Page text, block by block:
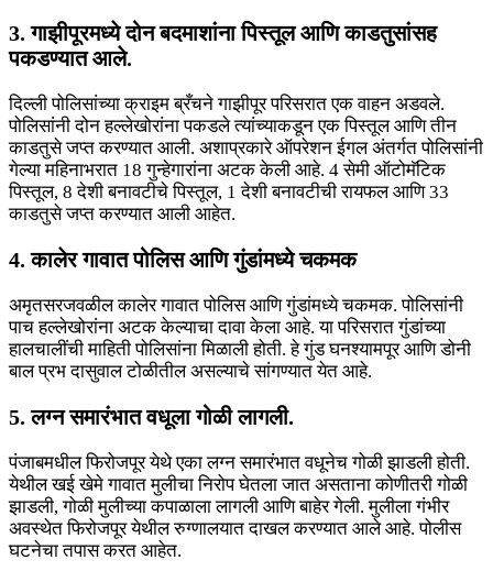
3. गाझीपूरमध्ये दोन बदमाशांना पिस्तूल आणि काडतुसांसह
पकडण्यात आले.
दिल्ली पोलिसांच्या क्राइम ब्रँचने गाझीपूर परिसरात एक वाहन अडवले.
पोलिसांनी दोन हल्लेखोरांना पकडले त्यांच्याकडून एक पिस्तूल आणि तीन
काडतुसे जप्त करण्यात आली. अशाप्रकारे ऑपरेशन ईगल अंतर्गत पोलिसांनी
गेल्या महिनाभरात 18 गुन्हेगारांना अटक केली आहे. 4 सेमी ऑटोमॅटिक
पिस्तूल, 8 देशी बनावटीचे पिस्तूल, 1 देशी बनावटीची रायफल आणि 33
काडतुसे जप्त करण्यात आली आहेत.
4. कालेर गावात पोलिस आणि गुंडांमध्ये चकमक
अमृतसरजवळील कालेर गावात पोलिस आणि गुंडांमध्ये चकमक. पोलिसांनी
पाच हल्लेखोरांना अटक केल्याचा दावा केला आहे. या परिसरात गुंडांच्या
हालचालींची माहिती पोलिसांना मिळाली होती. हे गुंड घनश्यामपूर आणि डोनी
बाल प्रभ दासुवाल टोळीतील असल्याचे सांगण्यात येत आहे.
5. लग्न समारंभात वधूला गोळी लागली.
पंजाबमधील फिरोजपूर येथे एका लग्न समारंभात वधूनेच गोळी झाडली होती.
येथील खई खेमे गावात मुलीचा निरोप घेतला जात असताना कोणीतरी गोळी
झाडली, गोळी मुलीच्या कपाळाला लागली आणि बाहेर गेली. मुलीला गंभीर
अवस्थेत फिरोजपूर येथील रुग्णालयात दाखल करण्यात आले आहे. पोलीस
घटनेचा तपास करत आहेत.